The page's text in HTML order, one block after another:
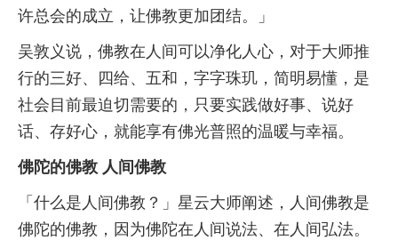
许总会的成立，让佛教更加团结。」
吴敦义说，佛教在人间可以净化人心，对于大师推
行的三好、四给、五和，字字珠玑，简明易懂，是
社会目前最迫切需要的，只要实践做好事、说好
话、存好心，就能享有佛光普照的温暖与幸福。
佛陀的佛教 人间佛教
「什么是人间佛教？」星云大师阐述，人间佛教是
佛陀的佛教，因为佛陀在人间说法、在人间弘法。